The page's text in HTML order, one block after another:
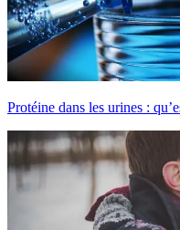
Protéine dans les urines :